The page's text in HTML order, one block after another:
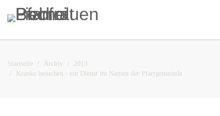
Startseite Archiv
2013
Kranke besuchen - ein Dienst im Namen der Pfarrgemeinde